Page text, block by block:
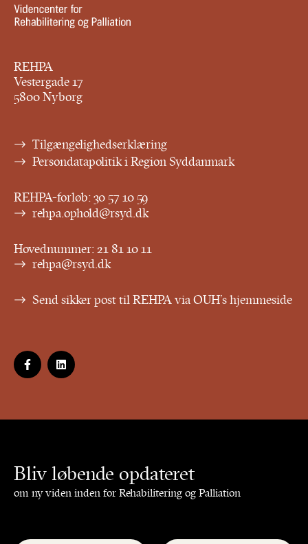
REHPA
Vestergade 17
5800 Nyborg
Tilgængelighedserklæring
Persondatapolitik i Region Syddanmark
REHPA-forløb:30 57 10 59
rehpa.ophold@rsyd.dk
Hovednummer:21 81 10 11
rehpa@rsyd.dk
Send sikker post til REHPA via OUH’s hjemmeside
Bliv løbende opdateret
om ny viden inden for Rehabilitering og Palliation